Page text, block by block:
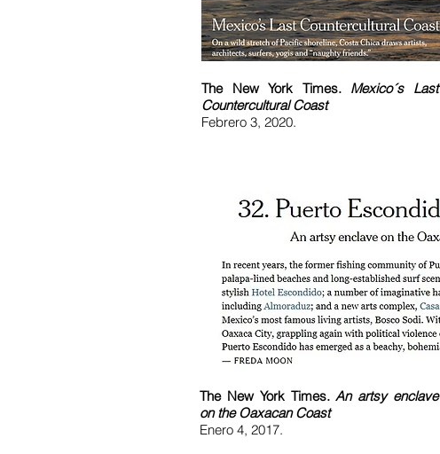
The New York Times. Mexico´s Last
Countercultural Coast
Febrero 3, 2020.
The New York Times.An artsy enclave
on the Oaxacan Coast
Enero 4, 2017.